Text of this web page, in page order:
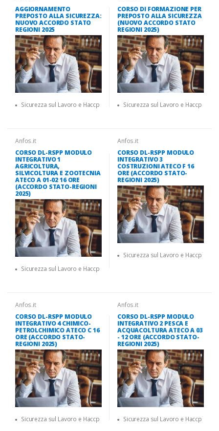
AGGIORNAMENTO
PREPOSTO ALLA SICUREZZA:
NUOVO ACCORDO STATO
REGIONI 2025
Sicurezza sul Lavoro e Haccp
CORSO DI FORMAZIONE PER
PREPOSTO ALLA SICUREZZA
(NUOVO ACCORDO STATO
REGIONI 2025)
Sicurezza sul Lavoro e Haccp
Anfos.it
CORSO DL-RSPP MODULO
INTEGRATIVO 1
AGRICOLTURA,
SILVICOLTURA E ZOOTECNIA
ATECO A 01-02 16 ORE
(ACCORDO STATO-REGIONI
2025)
Sicurezza sul Lavoro e Haccp
Anfos.it
CORSO DL-RSPP MODULO
INTEGRATIVO 3
COSTRUZIONI ATECO F 16
ORE (ACCORDO STATO-
REGIONI 2025)
Sicurezza sul Lavoro e Haccp
Anfos.it
CORSO DL-RSPP MODULO
INTEGRATIVO 4 CHIMICO-
PETROLCHIMICO ATECO C 16
ORE (ACCORDO STATO-
REGIONI 2025)
Sicurezza sul Lavoro e Haccp
Anfos.it
CORSO DL-RSPP MODULO
INTEGRATIVO 2 PESCA E
ACQUACOLTURA ATECO A 03
- 12 ORE (ACCORDO STATO-
REGIONI 2025)
Sicurezza sul Lavoro e Haccp